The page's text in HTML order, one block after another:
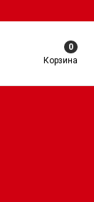
0
Корзина